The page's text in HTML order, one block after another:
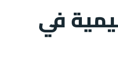
في